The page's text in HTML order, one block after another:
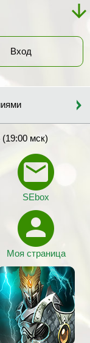
Вход
(19:00 мск)
SEbox
Моя страница